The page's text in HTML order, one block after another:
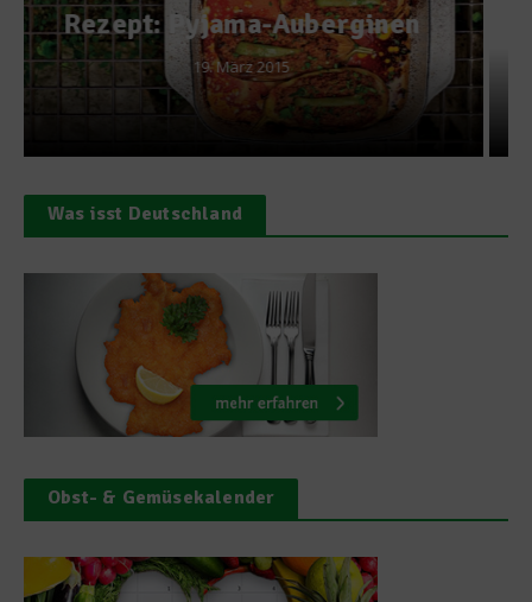
Jahres
7. August 2013
Was isst Deutschland
Obst- & Gemüsekalender